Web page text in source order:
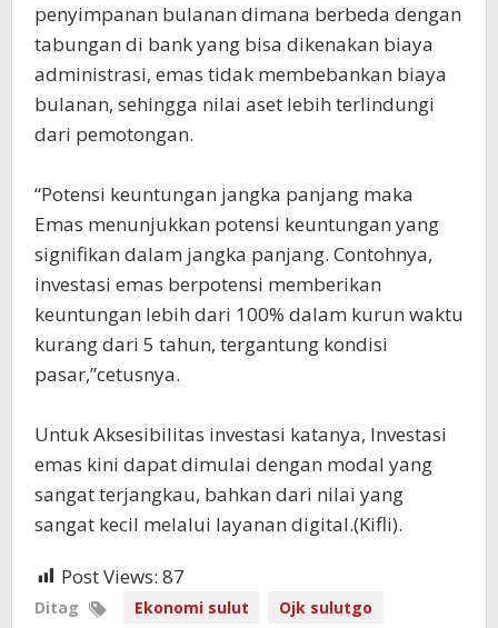
penyimpanan bulanan dimana berbeda dengan
tabungan di bank yang bisa dikenakan biaya
administrasi, emas tidak membebankan biaya
bulanan, sehingga nilai aset lebih terlindungi
dari pemotongan.
“Potensi keuntungan jangka panjang maka
Emas menunjukkan potensi keuntungan yang
signifikan dalam jangka panjang. Contohnya,
investasi emas berpotensi memberikan
keuntungan lebih dari 100% dalam kurun waktu
kurang dari 5 tahun, tergantung kondisi
pasar,”cetusnya.
Untuk Aksesibilitas investasi katanya, Investasi
emas kini dapat dimulai dengan modal yang
sangat terjangkau, bahkan dari nilai yang
sangat kecil melalui layanan digital.(Kifli).
Post Views: 87
Ditag Ekonomi sulut
Ojk sulutgo